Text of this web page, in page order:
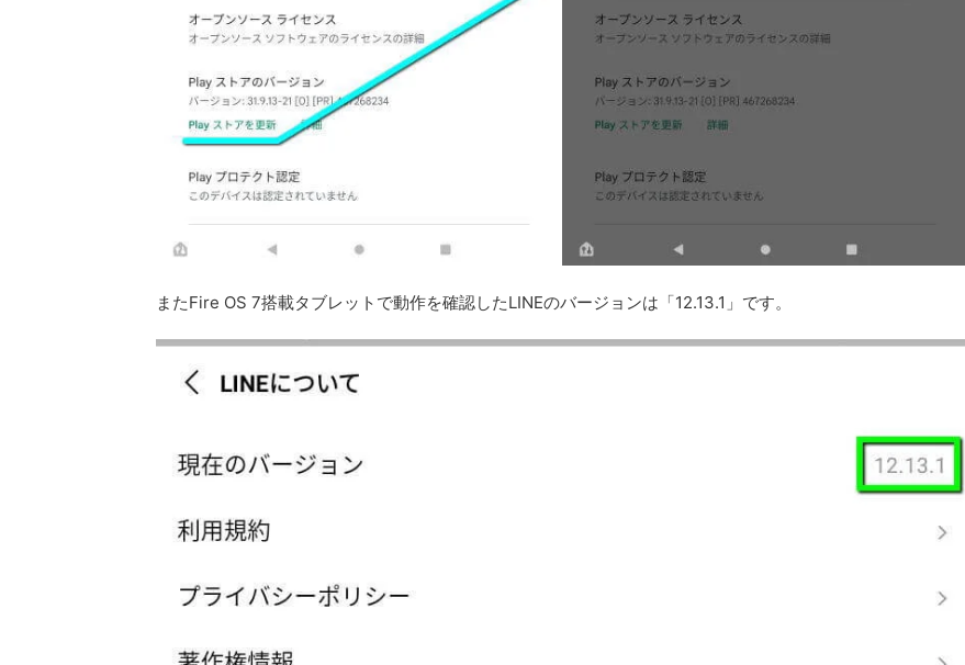
またFire OS 7搭載タブレットで動作を確認したLINEのバージョンは「12.13.1」です。